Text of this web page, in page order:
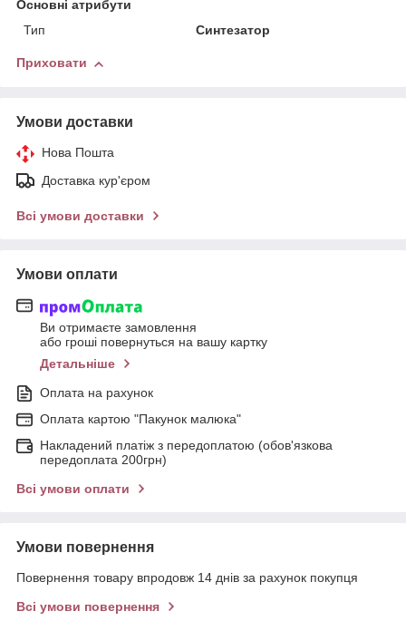
Основні атрибути
Тип
Синтезатор
Приховати
Умови доставки
Нова Пошта
Доставка кур'єром
Всі умови доставки
Умови оплати
Ви отримаєте замовлення
або гроші повернуться на вашу картку
Детальніше
Оплата на рахунок
Оплата картою "Пакунок малюка"
Накладений платіж з передоплатою (обов'язкова
передоплата 200грн)
Всі умови оплати
Умови повернення
Повернення товару впродовж 14 днів за рахунок покупця
Всі умови повернення